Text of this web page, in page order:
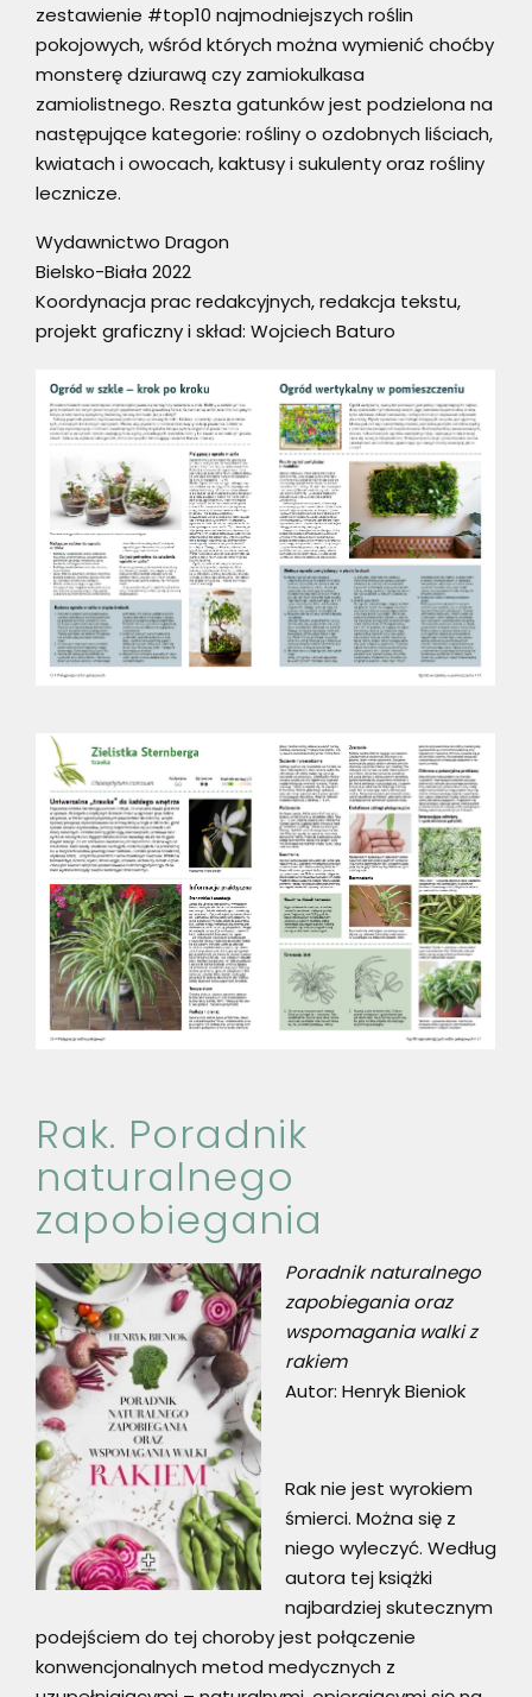
zestawienie #top10 najmodniejszych roślin
pokojowych, wśród których można wymienić choćby
monsterę dziurawą czy zamiokulkasa
zamiolistnego. Reszta gatunków jest podzielona na
następujące kategorie: rośliny o ozdobnych liściach,
kwiatach i owocach, kaktusy i sukulenty oraz rośliny
lecznicze.
Wydawnictwo Dragon
Bielsko-Biała 2022
Koordynacja prac redakcyjnych, redakcja tekstu,
projekt graficzny i skład: Wojciech Baturo
Rak. Poradnik
naturalnego
zapobiegania
Poradnik naturalnego
zapobiegania oraz
wspomagania walki z
rakiem
Autor: Henryk Bieniok
Rak nie jest wyrokiem
śmierci. Można się z
niego wyleczyć. Według
autora tej książki
najbardziej skutecznym
podejściem do tej choroby jest połączenie
konwencjonalnych metod medycznych z